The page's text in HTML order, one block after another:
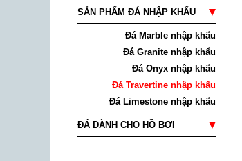
SẢN PHẨM ĐÁ NHẬP KHẨU
Đá Marble nhập khẩu
Đá Granite nhập khẩu
Đá Onyx nhập khẩu
Đá Travertine nhập khẩu
Đá Limestone nhập khẩu
ĐÁ DÀNH CHO HỒ BƠI